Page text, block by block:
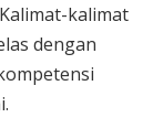
kalimat
dengan